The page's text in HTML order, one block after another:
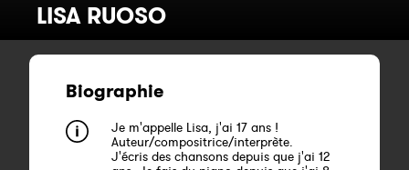
LISA RUOSO
Biographie
Je m'appelle Lisa, j'ai 17 ans !
Auteur/compositrice/interprète.
J'écris des chansons depuis que j'ai 12